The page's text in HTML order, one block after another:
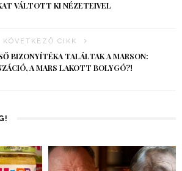
VÁLTOTT KI NÉZETEIVEL
KÖVETKEZŐ CIKK
BIZONYÍTÉKA TALÁLTAK A MARSON:
A MARS LAKOTT BOLYGÓ?!